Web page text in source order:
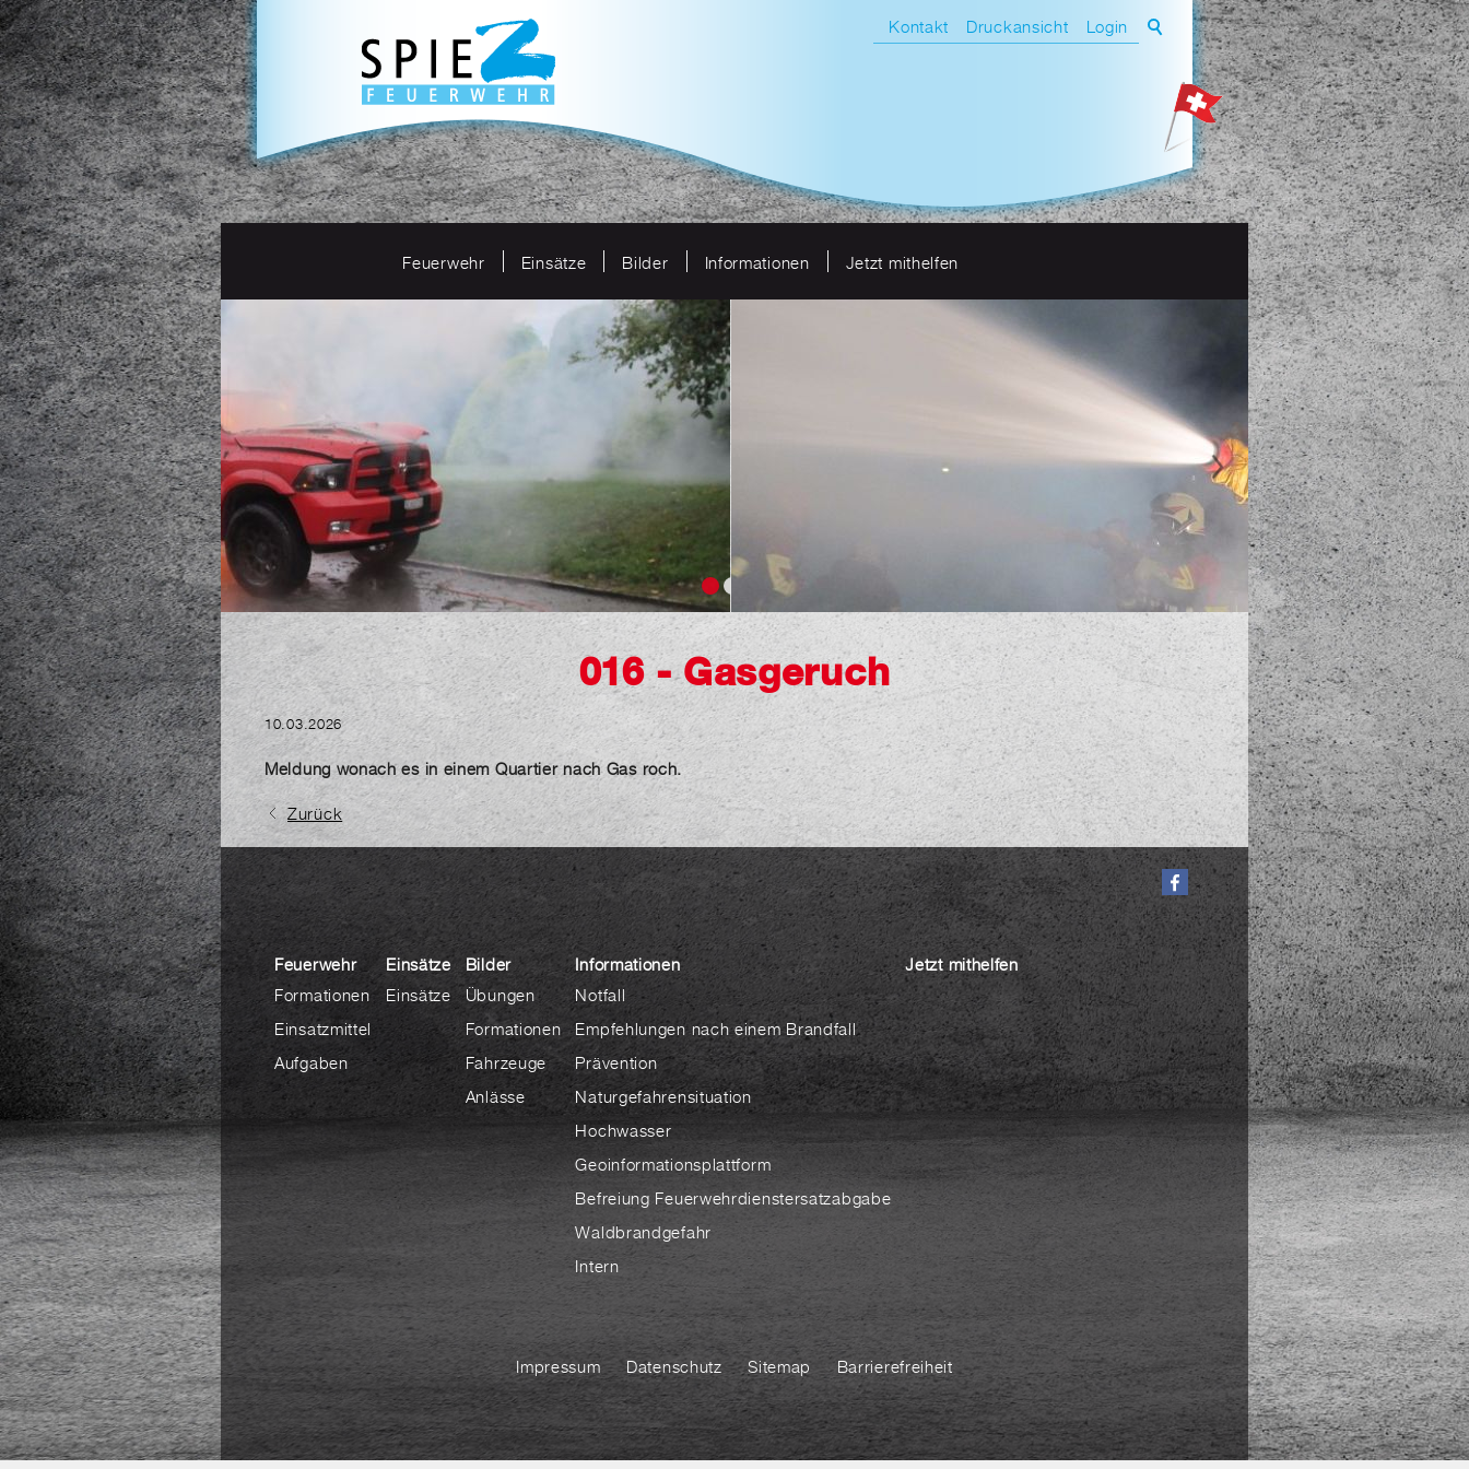
Kontakt Druckansicht Login
Feuerwehr Einsätze Bilder Informationen Jetzt mithelfen
016 - Gasgeruch
10.03.2026
Meldung wonach es in einem Quartier nach Gas roch.
Zurück
Feuerwehr
Formationen
Einsatzmittel
Aufgaben
Einsätze
Einsätze
Bilder
Übungen
Formationen
Fahrzeuge
Anlässe
Informationen
Notfall
Empfehlungen nach einem Brandfall
Prävention
Naturgefahrensituation
Hochwasser
Geoinformationsplattform
Befreiung Feuerwehrdienstersatzabgabe
Waldbrandgefahr
Intern
Jetzt mithelfen
Impressum Datenschutz Sitemap Barrierefreiheit